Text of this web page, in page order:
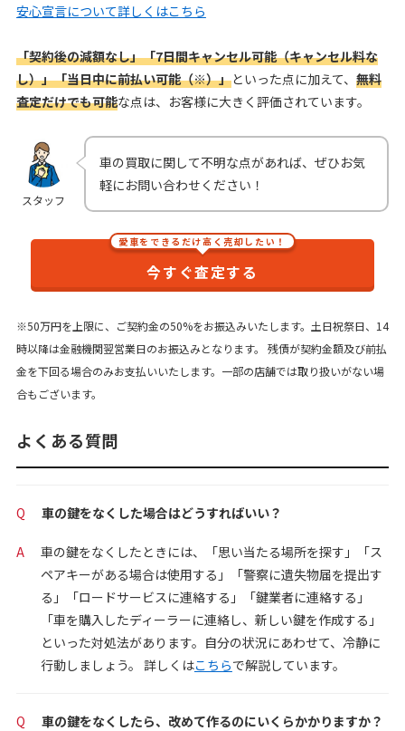
安心宣言について詳しくはこちら
「契約後の減額なし」「7日間キャンセル可能（キャンセル料な
し）」「当日中に前払い可能（※）」といった点に加えて、 無料
査定だけでも可能な点は、お客様に大きく評価されています。
スタッフ
車の買取に関して不明な点があれば、ぜひお気
軽にお問い合わせください！
愛車をできるだけ高く売却したい！
今すぐ査定する
※50万円を上限に、ご契約金の50%をお振込みいたします。土日祝祭日、14
時以降は金融機関翌営業日のお振込みとなります。 残債が契約金額及び前払
金を下回る場合のみお支払いいたします。一部の店舗では取り扱いがない場
合もございます。
よくある質問
Q 車の鍵をなくした場合はどうすればいい？
A
車の鍵をなくしたときには、「思い当たる場所を探す」「ス
ペアキーがある場合は使用する」「警察に遺失物届を提出す
る」「ロードサービスに連絡する」「鍵業者に連絡する」
「車を購入したディーラーに連絡し、新しい鍵を作成する」
といった対処法があります。自分の状況にあわせて、冷静に
行動しましょう。 詳しくはこちらで解説しています。
Q 車の鍵をなくしたら、改めて作るのにいくらかかりますか？